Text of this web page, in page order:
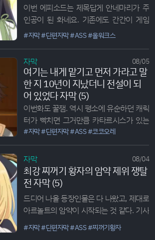
이번 에피소드는 제목답게 안네마리가 주
인공이 된 화네요. 기존에도 간간이 게임
세계관에 대해서 내레이션 급으로 설명해
#자막#단편자막#ASS#올워크스
자막 08/05
여기는 내게 맡기고 먼저 가라고 말
한 지 10년이 지났더니 전설이 되
어 있었다 자막 (5)
이번화도 꿀잼. 역시 평소에 유순하던 캐릭
터가 빡치면 그거만큼 카타르시스가 있는
것도 없다고 생각한다. 뱀파이어들의 잔혹
한 짓에 랙이 빡쳐가지고 진지해지는 모습
이 힘숨찐 느낌 제대로나서 진짜 재밌다.
그리고 과거 용사파티의 세명이 모여서 다
시 토벌을 나가는 장면은 괜시리 보는데 가
슴이 웅장해짐까지 느껴진다...
#자막#단편자막#ASS#코코오레
자막 08/04
최강 찌꺼기 황자의 암약 제위 쟁탈
전 자막 (5)
드디어 나올 등장인물은 다 나왔고, 제대로
아르놀트의 암약이 시작되는 것 같다. 기사
수렵제가 시작되며 평범하게 흘러가는 듯
했지만 몬스터 쓰나미로 인해 황제와 도시
#자막#단편자막#ASS#찌꺼기황자